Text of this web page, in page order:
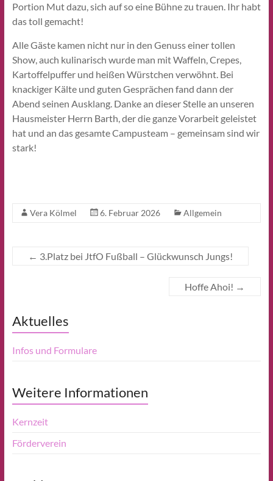
Portion Mut dazu, sich auf so eine Bühne zu trauen. Ihr habt
das toll gemacht!
Alle Gäste kamen nicht nur in den Genuss einer tollen
Show, auch kulinarisch wurde man mit Waffeln, Crepes,
Kartoffelpuffer und heißen Würstchen verwöhnt. Bei
knackiger Kälte und guten Gesprächen fand dann der
Abend seinen Ausklang. Danke an dieser Stelle an unseren
Hausmeister Herrn Barth, der die ganze Vorarbeit geleistet
hat und an das gesamte Campusteam – gemeinsam sind wir
stark!
Vera Kölmel 6. Februar 2026 Allgemein
← 3.Platz bei JtfO Fußball – Glückwunsch Jungs!
Hoffe Ahoi! →
Aktuelles
Infos und Formulare
Weitere Informationen
Kernzeit
Förderverein